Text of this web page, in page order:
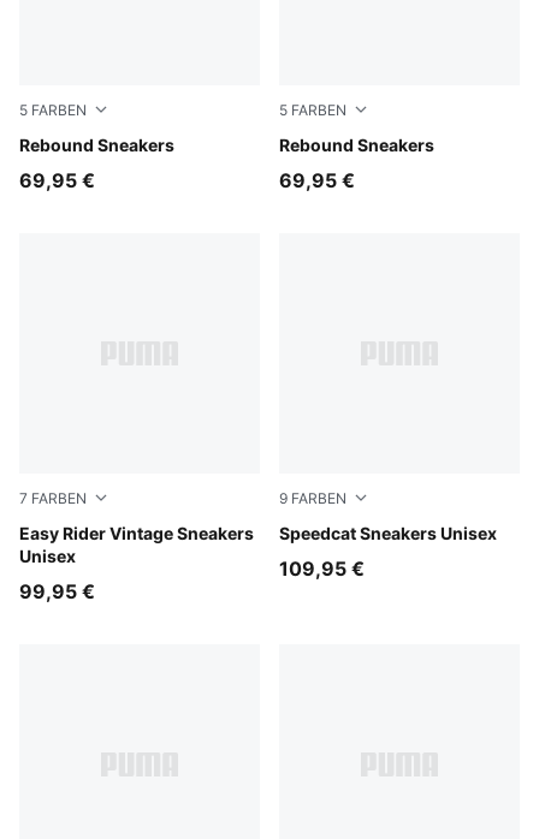
5 FARBEN
Rebound Sneakers
PUMA White-PUMA White-Cool Light Gray
69,95 €
5 FARBEN
Rebound Sneakers
PUMA White-PUMA Black
69,95 €
7 FARBEN
Easy Rider Vintage Sneakers
Unisex
Moody Gray-PUMA White
99,95 €
9 FARBEN
Speedcat Sneakers Unisex
Sea Illusion-PUMA Black
109,95 €